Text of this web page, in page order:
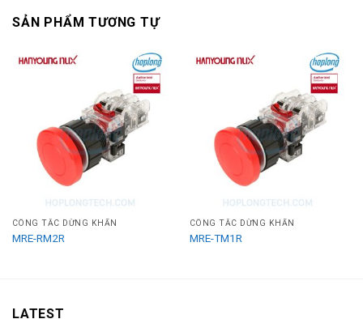
SẢN PHẨM TƯƠNG TỰ
CÔNG TẮC DỪNG KHẨN
MRE-RM2R
CÔNG TẮC DỪNG KHẨN
MRE-TM1R
LATEST